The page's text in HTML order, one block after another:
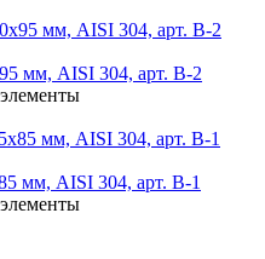
мм, AISI 304, арт. В-2
мм, AISI 304, арт. В-1